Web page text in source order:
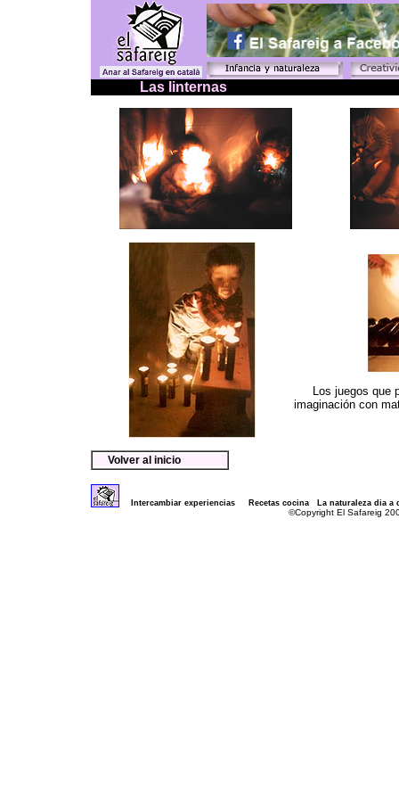
Las linternas
Los juegos que
imaginación con
Volver al inicio
Intercambiar experiencias Recetas cocina La naturaleza dia a
©Copyright El Safareig